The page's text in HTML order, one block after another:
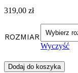
319,00 zł
ROZMIAR
Wyczyść
Dodaj do koszyka